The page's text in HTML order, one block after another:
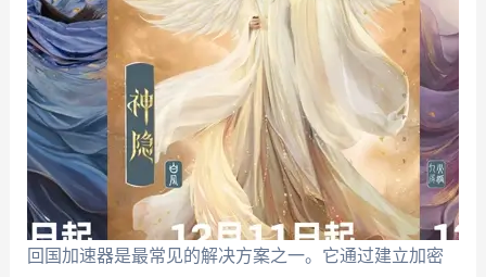
回国加速器是最常见的解决方案之一。它通过建立加密